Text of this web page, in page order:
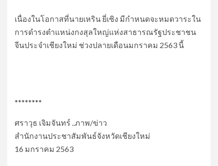
เนื่องในโอกาสที่นายเหริน ยี่เซิง มีกำหนดจะหมดวาระใน
การดำรงตำแหน่งกงสุลใหญ่แห่งสาธารณรัฐประชาชน
จีนประจำเชียงใหม่ ช่วงปลายเดือนมกราคม 2563 นี้
********
ศราวุธ เจิมจันทร์ ..ภาพ/ข่าว
สำนักงานประชาสัมพันธ์จังหวัดเชียงใหม่
16 มกราคม 2563